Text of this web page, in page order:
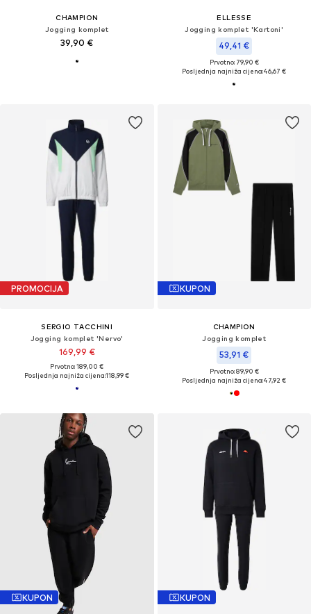
CHAMPION
Jogging komplet
39,90 €
ELLESSE
Jogging komplet 'Kartoni'
49,41 €
Prvotno: 79,90 €
Posljednja najniža cijena:46,67 €
PROMOCIJA
SERGIO TACCHINI
Jogging komplet 'Nervo'
169,99 €
Prvotno: 189,00 €
Posljednja najniža cijena:118,99 €
KUPON
CHAMPION
Jogging komplet
53,91 €
Prvotno: 89,90 €
Posljednja najniža cijena:47,92 €
KUPON KUPON